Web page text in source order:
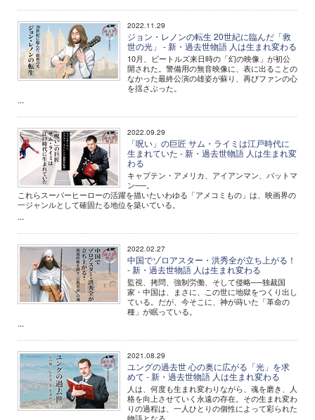
2022.11.29
ジョン・レノンの転生 20世紀に臨んだ「救
世の光」 - 新・過去世物語 人は生まれ変わる
10月、ビートルズ来日時の「幻の映像」が初公
開された。警備用の無音映像に、表に出ることの
なかった最終公演の雄姿が蘇り、再びファンの心
を揺さぶった。
...
2022.09.29
「呪い」の巨匠 サム・ライミは江戸時代に
生まれていた - 新・過去世物語 人は生まれ変
わる
キャプテン・アメリカ、アイアンマン、バットマ
ン──。
これらスーパーヒーローの活躍を描いたいわゆる「アメコミもの」は、映画界の
一ジャンルとして確固たる地位を築いている。
...
2022.02.27
中国でゾロアスター・洪秀全が立ち上がる！
- 新・過去世物語 人は生まれ変わる
監視、拷問、強制労働、そして侵略──独裁国
家・中国は、まさに、この世に地獄をつくり出し
ている。だが、今そこに、神が蒔いた「革命の
種」が眠っている。
...
2021.08.29
ユングの過去世 心の奥に広がる「光」を求
めて - 新・過去世物語 人は生まれ変わる
人は、何度も生まれ変わりながら、魂を磨き、人
格を向上させていく永遠の存在。その生まれ変わ
りの過程は、一人ひとりの個性によって彩られた